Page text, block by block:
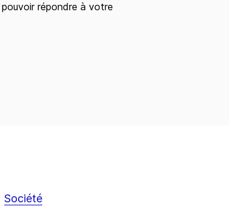
répondre à votre
Société